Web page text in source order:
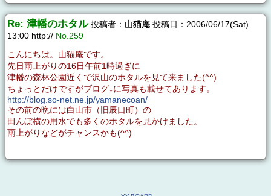
Re: 津幡のホタル投稿者： 山猫庵 投稿日：2006/06/17(Sat)
13:00 http:// No.259
こんにちは。山猫庵です。
先日雨上がりの16日午前1時過ぎに
津幡の森林公園近くで沢山のホタルを見て来ました(^^)
ちょっとだけですがブログ↓に写真も載せてあります。
http://blog.so-net.ne.jp/yamanecoan/
その前の晩には白山市（旧辰口町）の
田んぼ横の用水でも多くのホタルを見かけました。
雨上がりなどがチャンスかも(^^)